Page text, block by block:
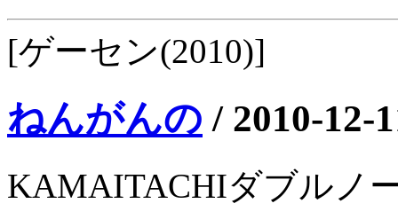
[ゲーセン(2010)]
ねんがんの / 2010-12-
KAMAITACHIダブルノ